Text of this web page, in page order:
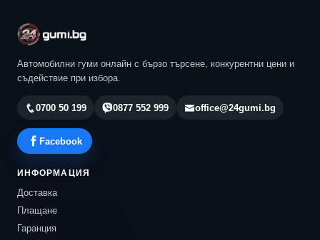
Автомобилни гуми онлайн с бързо търсене, конкурентни цени и
съдействие при избора.
0700 50 199 0877 552 999 office@24gumi.bg
Facebook
ИНФОРМАЦИЯ
Доставка
Плащане
Гаранция